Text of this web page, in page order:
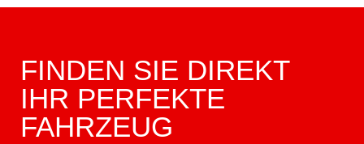
FINDEN SIE DIREKT
IHR PERFEKTE
FAHRZEUG